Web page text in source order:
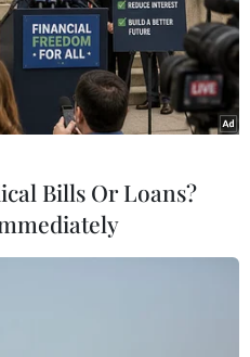
#Thị trường
#Xuất khẩu
Bills Or Loans?